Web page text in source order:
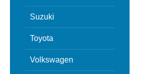
Suzuki
Toyota
Volkswagen